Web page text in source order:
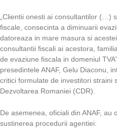
„Clientii onesti ai consultantilor (…)
fiscale, consecinta a diminuarii
datoreaza in mare masura si
consultantii fiscali ai acestora,
de evaziune fiscala in domeniul
presedintele ANAF, Gelu Diaconu,
critici formulate de investitori straini
Dezvoltarea Romaniei (CDR).
De asemenea, oficiali din ANAF, au
sustinerea procedurii agentiei: